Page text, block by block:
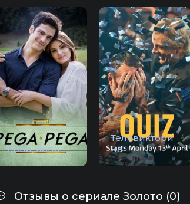
Лови, лови
Телевиктори
на
Отзывы о сериале Золото (0)